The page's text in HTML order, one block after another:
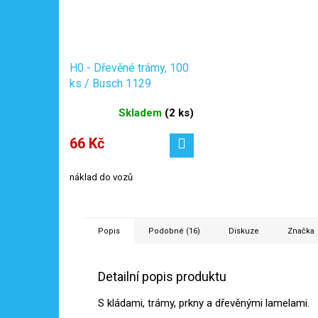
H0 - Dřevěné trámy, 100
ks / Busch 1129
Skladem (2 ks)
66 Kč
náklad do vozů
Popis Podobné (16) Diskuze Značka
Detailní popis produktu
S kládami, trámy, prkny a dřevěnými lamelami.